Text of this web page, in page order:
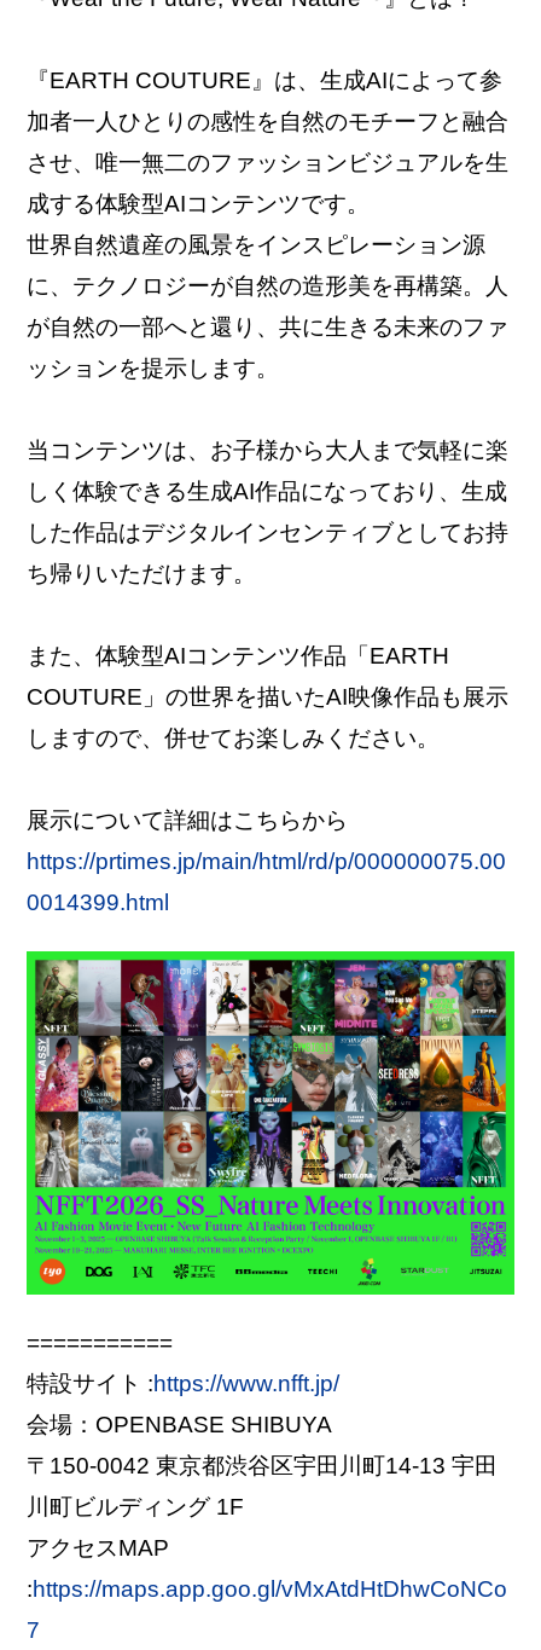
情報セキュリティ方針
プライバシーポリシー
個人情報の開示について
ソーシャルメディアポリシー
制作業務における基本方針
JP
『EARTH COUTURE』は、生成AIによって参
加者一人ひとりの感性を自然のモチーフと融合
させ、唯一無二のファッションビジュアルを生
成する体験型AIコンテンツです。
世界自然遺産の風景をインスピレーション源
に、テクノロジーが自然の造形美を再構築。人
が自然の一部へと還り、共に生きる未来のファ
ッションを提示します。
当コンテンツは、お子様から大人まで気軽に楽
しく体験できる生成AI作品になっており、生成
した作品はデジタルインセンティブとしてお持
ち帰りいただけます。
また、体験型AIコンテンツ作品「EARTH
COUTURE」の世界を描いたAI映像作品も展示
しますので、併せてお楽しみください。
展示について詳細はこちらから
https://prtimes.jp/main/html/rd/p/000000075.00
0014399.html
===========
特設サイト :https://www.nfft.jp/
会場：OPENBASE SHIBUYA
〒150-0042 東京都渋谷区宇田川町14-13 宇田
川町ビルディング 1F
アクセスMAP
:https://maps.app.goo.gl/vMxAtdHtDhwCoNCo
7